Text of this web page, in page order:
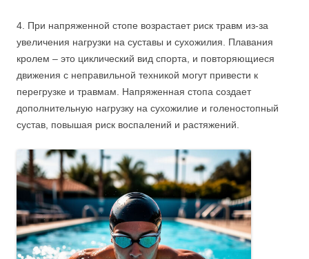
4. При напряженной стопе возрастает риск травм из-за
увеличения нагрузки на суставы и сухожилия. Плавания
кролем – это циклический вид спорта, и повторяющиеся
движения с неправильной техникой могут привести к
перегрузке и травмам. Напряженная стопа создает
дополнительную нагрузку на сухожилие и голеностопный
сустав, повышая риск воспалений и растяжений.